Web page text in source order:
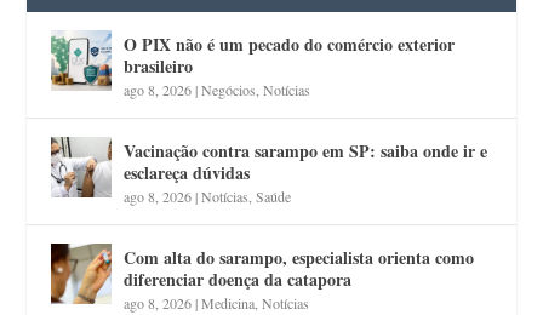
O PIX não é um pecado do comércio exterior
brasileiro
ago 8, 2026|Negócios,Notícias
Vacinação contra sarampo em SP: saiba onde ir e
esclareça dúvidas
ago 8, 2026|Notícias,Saúde
Com alta do sarampo, especialista orienta como
diferenciar doença da catapora
ago 8, 2026|Medicina,Notícias